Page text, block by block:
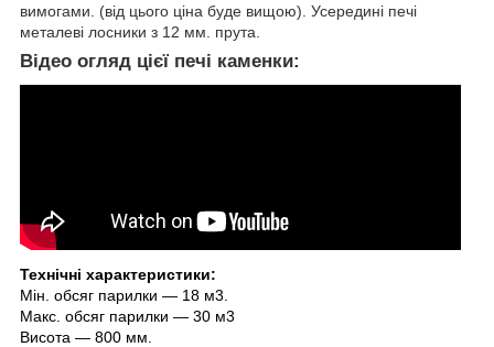
вимогами. (від цього ціна буде вищою). Усередині печі
металеві лосники з 12 мм. прута.
Відео огляд цієї печі каменки:
Технічні характеристики:
Мін. обсяг парилки — 18 м3.
Макс. обсяг парилки — 30 м3
Висота — 800 мм.